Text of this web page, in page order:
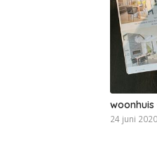
woonhuis
24 juni 2020